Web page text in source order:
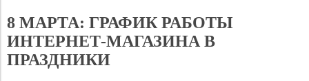
8 МАРТА: ГРАФИК РАБОТЫ
ИНТЕРНЕТ-МАГАЗИНА В
ПРАЗДНИКИ